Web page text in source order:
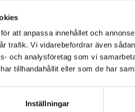
att anpassa innehållet och
trafik. Vi vidarebefordrar även
och analysföretag som vi
tillhandahållit eller som de har
Inställningar
affärsetik och ett öppet
våra värderingar